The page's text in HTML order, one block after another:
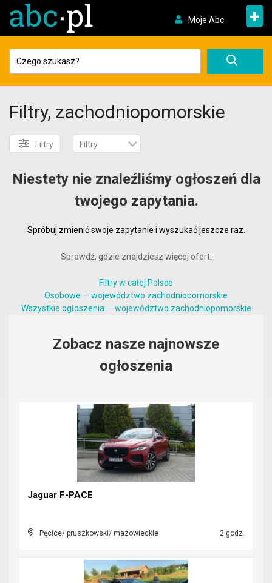
Moje Abc +
Filtry, zachodniopomorskie
Filtry Filtry
Niestety nie znaleźliśmy ogłoszeń dla
twojego zapytania.
Spróbuj zmienić swoje zapytanie i wyszukać jeszcze raz.
Sprawdź, gdzie znajdziesz więcej ofert:
Filtry w całej Polsce
Osobowe — województwo zachodniopomorskie
Wszystkie ogłoszenia — województwo zachodniopomorskie
Zobacz nasze najnowsze
ogłoszenia
Jaguar F-PACE
Pęcice/ pruszkowski/ mazowieckie 2 godz.